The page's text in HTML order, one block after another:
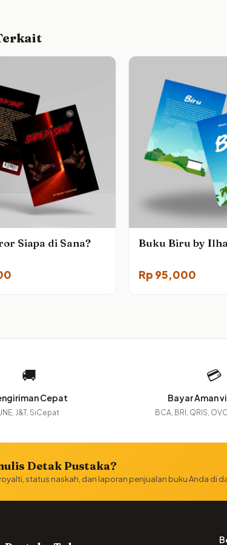
Siapa di Sana? Buku Biru by
Rp 95,000
🚚
Cepat
JNE, J&T, SiCepat
💳
Bayar Aman
BCA, BRI, QRIS,
Detak Pustaka?
status naskah, dan laporan penjualan buku Anda di